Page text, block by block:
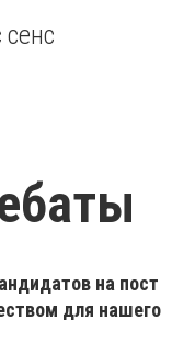
на пост
для нашего